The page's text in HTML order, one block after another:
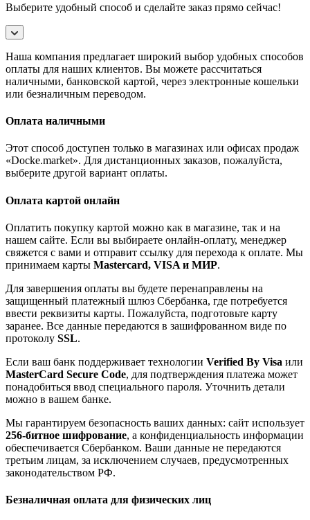
Выберите удобный способ и сделайте заказ прямо сейчас!
Наша компания предлагает широкий выбор удобных способов
оплаты для наших клиентов. Вы можете рассчитаться
наличными, банковской картой, через электронные кошельки
или безналичным переводом.
Оплата наличными
Этот способ доступен только в магазинах или офисах продаж
«Docke.market». Для дистанционных заказов, пожалуйста,
выберите другой вариант оплаты.
Оплата картой онлайн
Оплатить покупку картой можно как в магазине, так и на
нашем сайте. Если вы выбираете онлайн-оплату, менеджер
свяжется с вами и отправит ссылку для перехода к оплате. Мы
принимаем карты Mastercard, VISA и МИР.
Для завершения оплаты вы будете перенаправлены на
защищенный платежный шлюз Сбербанка, где потребуется
ввести реквизиты карты. Пожалуйста, подготовьте карту
заранее. Все данные передаются в зашифрованном виде по
протоколу SSL.
Если ваш банк поддерживает технологии Verified By Visa или
MasterCard Secure Code, для подтверждения платежа может
понадобиться ввод специального пароля. Уточнить детали
можно в вашем банке.
Мы гарантируем безопасность ваших данных: сайт использует
256-битное шифрование, а конфиденциальность информации
обеспечивается Сбербанком. Ваши данные не передаются
третьим лицам, за исключением случаев, предусмотренных
законодательством РФ.
Безналичная оплата для физических лиц